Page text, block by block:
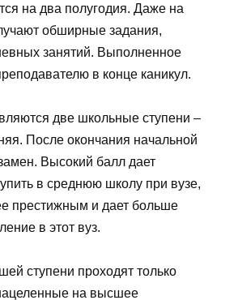
на два полугодия. Даже на
обширные задания,
занятий. Выполненное
в конце каникул.
две школьные ступени –
После окончания начальной
Высокий балл дает
в среднюю школу при вузе,
престижным и дает больше
в этот вуз.
ступени проходят только
на высшее